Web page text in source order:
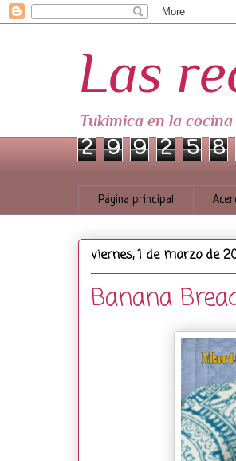
Las
Tukimica en la cocina
2 9 9 2 5 8
Página principal
viernes, 1 de marzo de
Banana